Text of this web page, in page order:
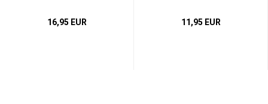
16,95 EUR 11,95 EUR